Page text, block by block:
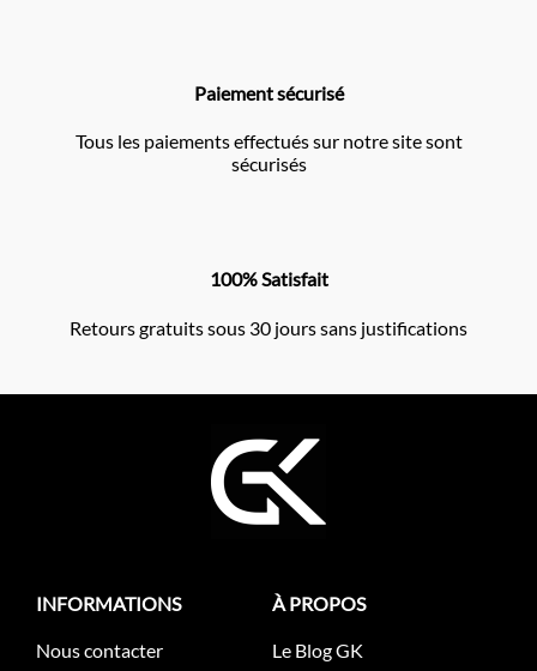
Paiement sécurisé
Tous les paiements effectués sur notre site sont
sécurisés
100% Satisfait
Retours gratuits sous 30 jours sans justifications
INFORMATIONS
Nous contacter
À PROPOS
Le Blog GK